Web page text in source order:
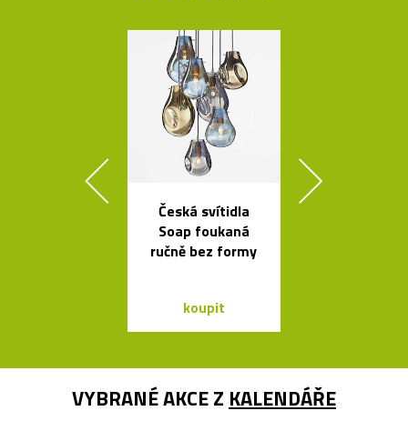
Česká svítidla
Soap foukaná
ručně bez formy
koupit
VYBRANÉ AKCE Z KALENDÁŘE